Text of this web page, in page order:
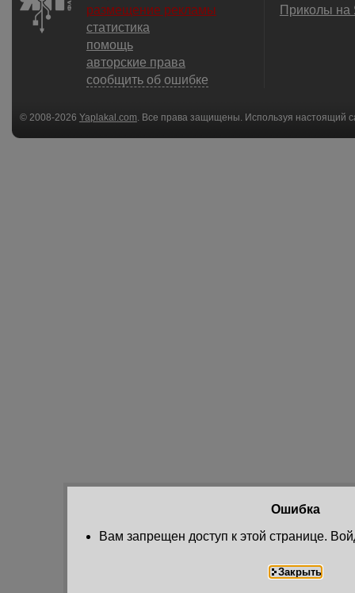
размещение рекламы
статистика
помощь
авторские права
сообщить об ошибке
Приколы
© 2008-2026 Yaplakal.com . Все права защищены. Используя настоящий
соглашения.
Ошибка
Вам запрещен доступ к этой странице.